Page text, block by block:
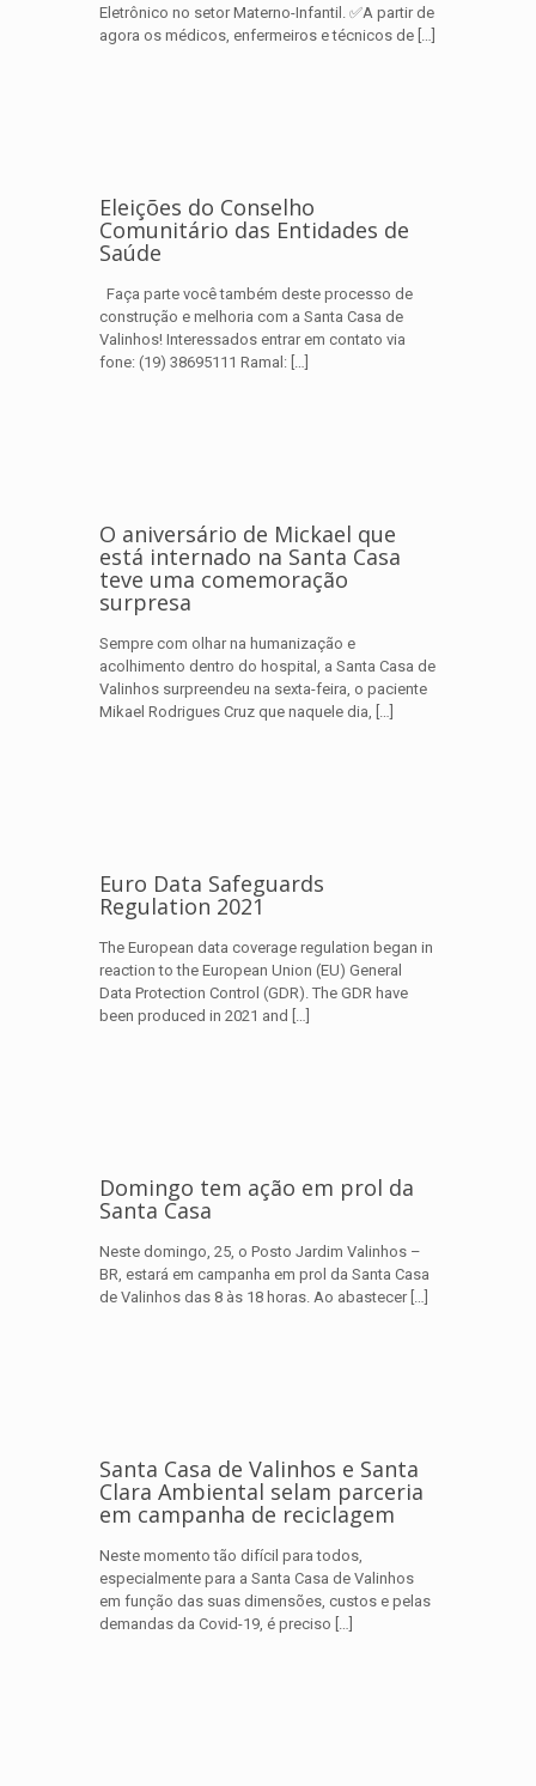
Eletrônico no setor Materno-Infantil. ✅A partir de
agora os médicos, enfermeiros e técnicos de […]
Eleições do Conselho
Comunitário das Entidades de
Saúde
Faça parte você também deste processo de
construção e melhoria com a Santa Casa de
Valinhos! Interessados entrar em contato via
fone: (19) 38695111 Ramal: […]
O aniversário de Mickael que
está internado na Santa Casa
teve uma comemoração
surpresa
Sempre com olhar na humanização e
acolhimento dentro do hospital, a Santa Casa de
Valinhos surpreendeu na sexta-feira, o paciente
Mikael Rodrigues Cruz que naquele dia, […]
Euro Data Safeguards
Regulation 2021
The European data coverage regulation began in
reaction to the European Union (EU) General
Data Protection Control (GDR). The GDR have
been produced in 2021 and […]
Domingo tem ação em prol da
Santa Casa
Neste domingo, 25, o Posto Jardim Valinhos –
BR, estará em campanha em prol da Santa Casa
de Valinhos das 8 às 18 horas. Ao abastecer[…]
Santa Casa de Valinhos e Santa
Clara Ambiental selam parceria
em campanha de reciclagem
Neste momento tão difícil para todos,
especialmente para a Santa Casa de Valinhos
em função das suas dimensões, custos e pelas
demandas da Covid-19, é preciso […]